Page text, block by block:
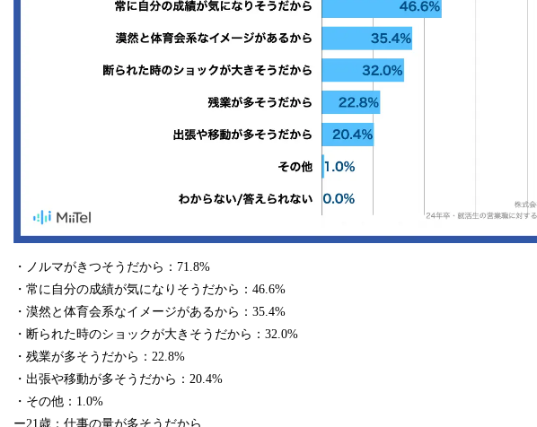
・ノルマがきつそうだから：71.8%
・常に自分の成績が気になりそうだから：46.6%
・漠然と体育会系なイメージがあるから：35.4%
・断られた時のショックが大きそうだから：32.0%
・残業が多そうだから：22.8%
・出張や移動が多そうだから：20.4%
・その他：1.0%
ー21歳：仕事の量が多そうだから